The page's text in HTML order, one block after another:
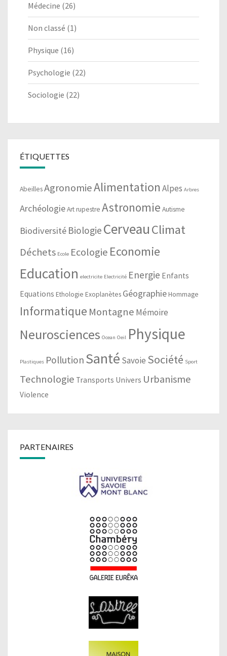
Médecine (26)
Non classé (1)
Physique (16)
Psychologie (22)
Sociologie (22)
ÉTIQUETTES
AbeillesAgronomieAlimentation Alpes Arbres
ArchéologieArt rupestre Astronomie Autisme
Biodiversité Biologie CerveauClimat
Déchets Ecole Ecologie Economie
Education electricite Electricité Energie Enfants
Equations Ethologie Exoplanètes GéographieHommage
Informatique Montagne Mémoire
Neurosciences Ocean Oeil Physique
Plastiques Pollution Santé Savoie Société Sport
Technologie Transports Univers Urbanisme
Violence
PARTENAIRES